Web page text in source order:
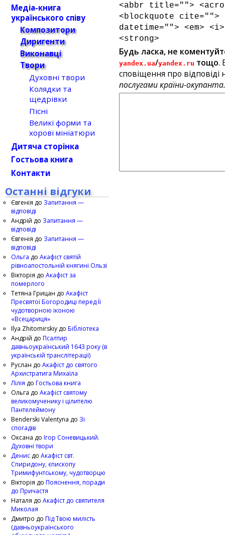
<abbr title="">
<blockquote cite="">
datetime=""> <em>
<strong>
Будь ласка, не
yandex.ua/yandex.ru тощо.
сповіщення про відповіді
послугами країни-
Медіа-книга
українського співу
Композитори
Диригенти
Виконавці
Твори
Духовні твори
Колядки та
щедрівки
Пісні
Великі форми та
хорові мініатюри
Дитяча сторінка
Гостьова книга
Контакти
Останні відгуки
Євгенія до Запитання —
відповіді
Андрій до Запитання —
відповіді
Євгенія до Запитання —
відповіді
Ольга до Акафіст святій
рівноапостольній княгині Ользі
Вікторія до Акафіст за
померлого
Тетяна Грицан до Акафіст
Пресвятої Богородиці перед Її
чудотворною іконою
«Всецариця»
Ilya Zhitomirskiy до Бібліотека
Андрій до Псалтир
давньоукраїнський 1643 року (в
українській транслітерації)
Руслан до Акафіст до святого
Архистратига Михаїла
Лілія до Гостьова книга
Ольга до Акафіст святому
великомученику і цілителю
Пантелеймону
Benderski Valentyna до Зі
спогадів
Оксана до Ігор Соневицький.
Духовні твори
Денис до Акафіст свт.
Спиридону, єпископу
Тримифунтському, чудотворцю
Вікторія до Пояснення, поради
до Причастя
Наталя до Акафіст до святителя
Миколая
Дмитро до Під Твою милість
(давньоукраїнського